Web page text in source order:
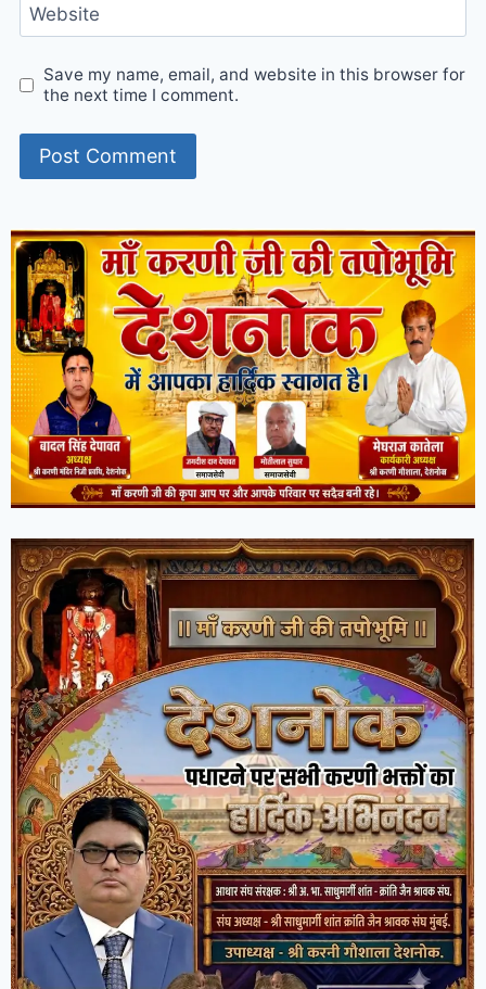
Website
Save my name, email, and website in this browser for
the next time I comment.